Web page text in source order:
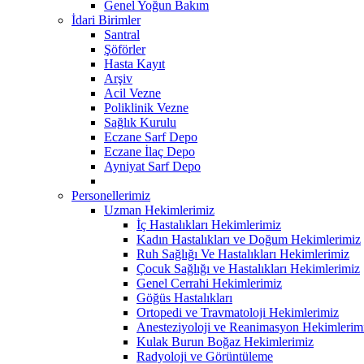
Genel Yoğun Bakım
İdari Birimler
Santral
Şöförler
Hasta Kayıt
Arşiv
Acil Vezne
Poliklinik Vezne
Sağlık Kurulu
Eczane Sarf Depo
Eczane İlaç Depo
Ayniyat Sarf Depo
Personellerimiz
Uzman Hekimlerimiz
İç Hastalıkları Hekimlerimiz
Kadın Hastalıkları ve Doğum Hekimlerimiz
Ruh Sağlığı Ve Hastalıkları Hekimlerimiz
Çocuk Sağlığı ve Hastalıkları Hekimlerimiz
Genel Cerrahi Hekimlerimiz
Göğüs Hastalıkları
Ortopedi ve Travmatoloji Hekimlerimiz
Anesteziyoloji ve Reanimasyon
Kulak Burun Boğaz Hekimlerimiz
Radyoloji ve Görüntüleme